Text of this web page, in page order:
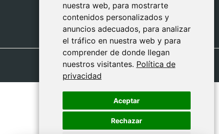
nuestra web, para mostrarte
contenidos personalizados y
anuncios adecuados, para analizar
el tráfico en nuestra web y para
comprender de donde llegan
nuestros visitantes. Política de
privacidad
Aceptar
Rechazar
nuestra web, para mostrarte
contenidos personalizados y
anuncios adecuados, para analizar
el tráfico en nuestra web y para
comprender de donde llegan
nuestros visitantes. Política de
privacidad
Aceptar
Rechazar
09:00 - 13:00